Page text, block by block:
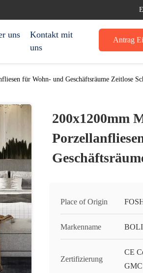
uns
Kontakt mit
uns
Antrag
für Wohn- und Geschäftsräume Zeitlose
200x1200mm
Place of Origin
Markenname BOLI
Zertifizierung
CE
GMC